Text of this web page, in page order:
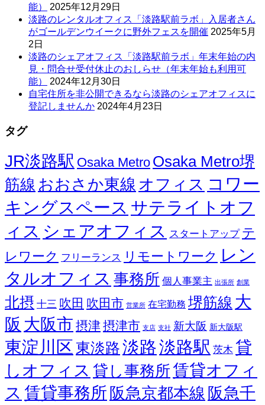
能）
2025年12月29日
淡路のレンタルオフィス「淡路駅前ラボ」入居者さん
がゴールデンウイークに野外フェスを開催 2025年5月
2日
淡路のシェアオフィス「淡路駅前ラボ」年末年始の内
見・問合せ受付休止のおしらせ（年末年始も利用可
能）
2024年12月30日
自宅住所を非公開できるなら淡路のシェアオフィスに
登記しませんか 2024年4月23日
タグ
JR淡路駅 Osaka Metro Osaka Metro堺
筋線 おおさか東線 オフィス コワー
キングスペース サテライトオフ
ィス シェアオフィス スタートアップ テ
レワーク フリーランス リモートワーク レン
タルオフィス 事務所 個人事業主 出張所 創業
北摂 十三 吹田 吹田市 営業所 在宅勤務 堺筋線 大
阪 大阪市 摂津摂津市 支店 支社 新大阪 新大阪駅
東淀川区 東淡路淡路淡路駅 茨木 貸
しオフィス 貸し事務所賃貸オフィ
ス 賃貸事務所 阪急京都本線 阪急千